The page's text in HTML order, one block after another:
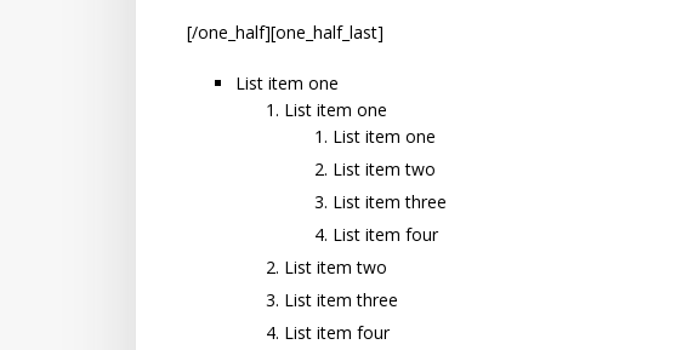
[/one_half][one_half_last]
List item one
List item one
List item one
List item two
List item three
List item four
List item two
List item three
List item four